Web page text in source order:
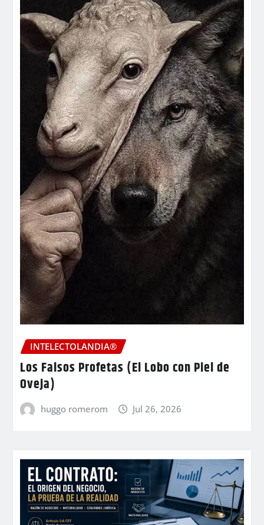
INTELECTOLANDIA®
Los Falsos Profetas (El Lobo con Piel de
Oveja)
huggo romerom Jul 26, 2026